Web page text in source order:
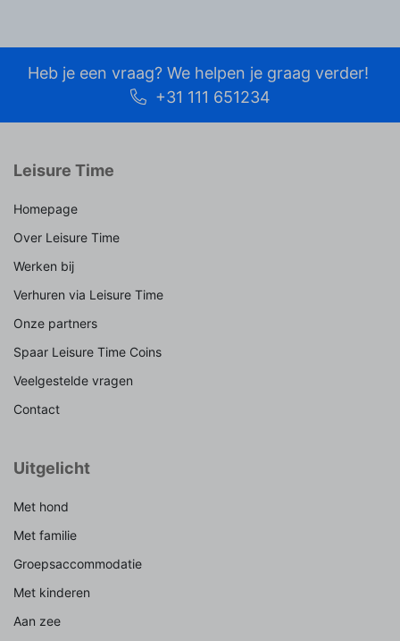
Heb je een vraag? We helpen je graag verder!
+31 111 651234
Leisure Time
Homepage
Over Leisure Time
Werken bij
Verhuren via Leisure Time
Onze partners
Spaar Leisure Time Coins
Veelgestelde vragen
Contact
Uitgelicht
Met hond
Met familie
Groepsaccommodatie
Met kinderen
Aan zee